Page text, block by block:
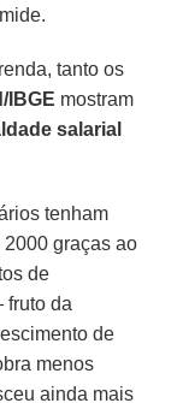
tanto os
IBGE mostram
salarial
tenham
graças ao
de
fruto da
de
menos
ainda mais